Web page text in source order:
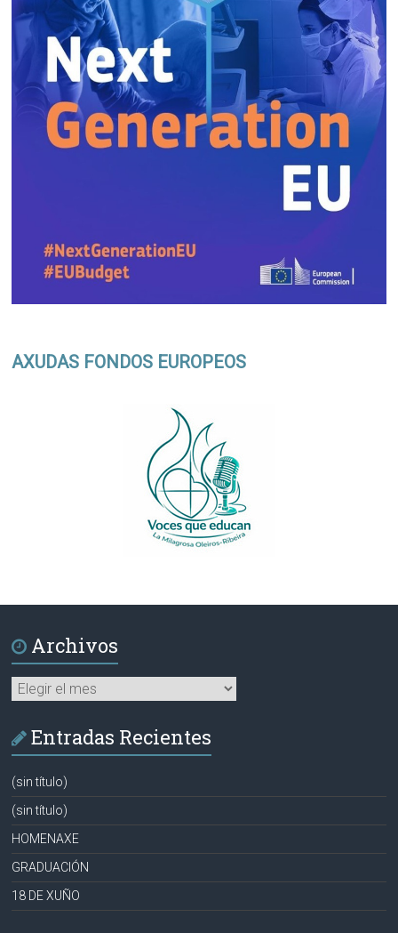
AXUDAS FONDOS EUROPEOS
Archivos
Archivos
Entradas Recientes
(sin título)
(sin título)
HOMENAXE
GRADUACIÓN
18 DE XUÑO